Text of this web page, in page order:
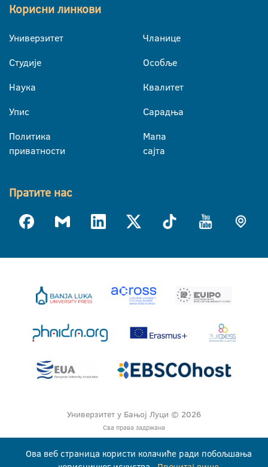
Корисни линкови
Универзитет
Студије
Наука
Упис
Политика
приватности
Чланице
Особље
Квалитет
Сарадња
Мапа
сајта
Пратите нас
Универзитет у Бањој Луци © 2026
Сва права задржана
Ова веб страница користи колачиће ради побољшања